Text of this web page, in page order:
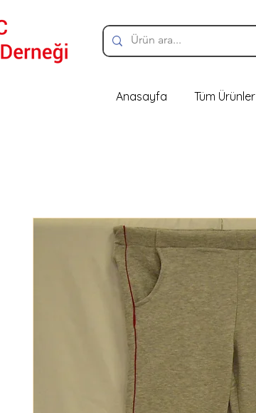
Anasayfa Tüm Ürünler